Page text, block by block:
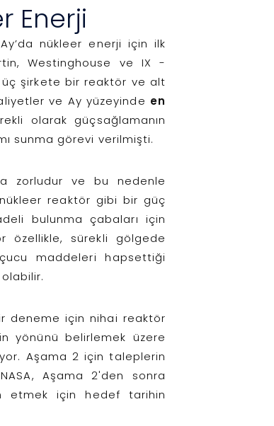
Enerji
nükleer enerji için ilk
Westinghouse ve IX -
üç şirkete bir reaktör ve alt
ve Ay yüzeyinde en
olarak güçsağlamanın
sunma görevi verilmişti.
zorludur ve bu nedenle
reaktör gibi bir güç
bulunma çabaları için
özellikle, sürekli gölgede
maddeleri hapsettiği
deneme için nihai reaktör
yönünü belirlemek üzere
Aşama 2 için taleplerin
Aşama 2'den sonra
etmek için hedef tarihin